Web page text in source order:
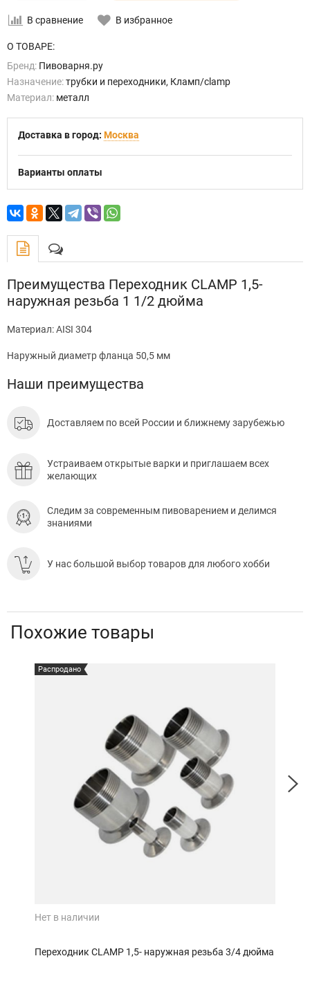
В сравнение В избранное
О ТОВАРЕ:
Бренд: Пивоварня.ру
Назначение:трубки и переходники, Кламп/clamp
Материал: металл
Доставка в город: Москва
Варианты оплаты
Преимущества Переходник CLAMP 1,5-
наружная резьба 1 1/2 дюйма
Материал: AISI 304
Наружный диаметр фланца 50,5 мм
Наши преимущества
Доставляем по всей России и ближнему зарубежью
Устраиваем открытые варки и приглашаем всех
желающих
Следим за современным пивоварением и делимся
знаниями
У нас большой выбор товаров для любого хобби
Похожие товары
Распродано
Нет в наличии
Переходник CLAMP 1,5- наружная резьба 3/4 дюйма